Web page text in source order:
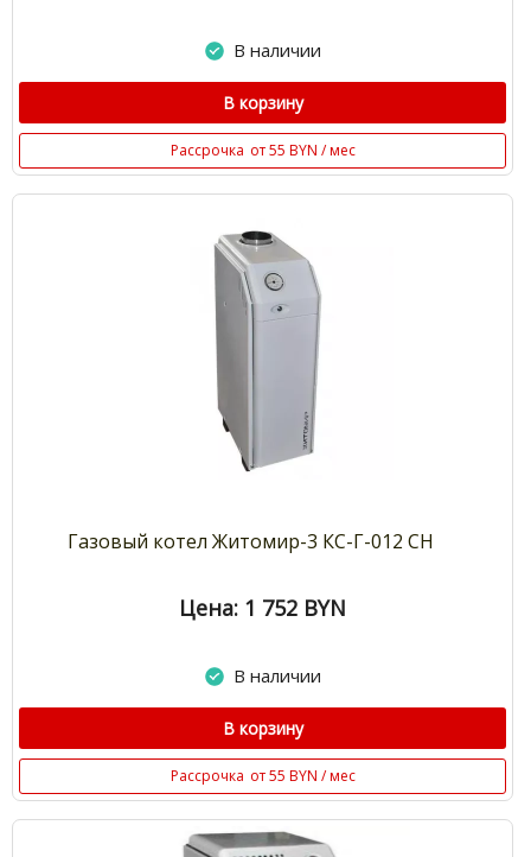
В наличии
В корзину
Рассрочка от 55 BYN / мес
Газовый котел Житомир-3 КС-Г-012 СН
Цена: 1 752 BYN
В наличии
В корзину
Рассрочка от 55 BYN / мес